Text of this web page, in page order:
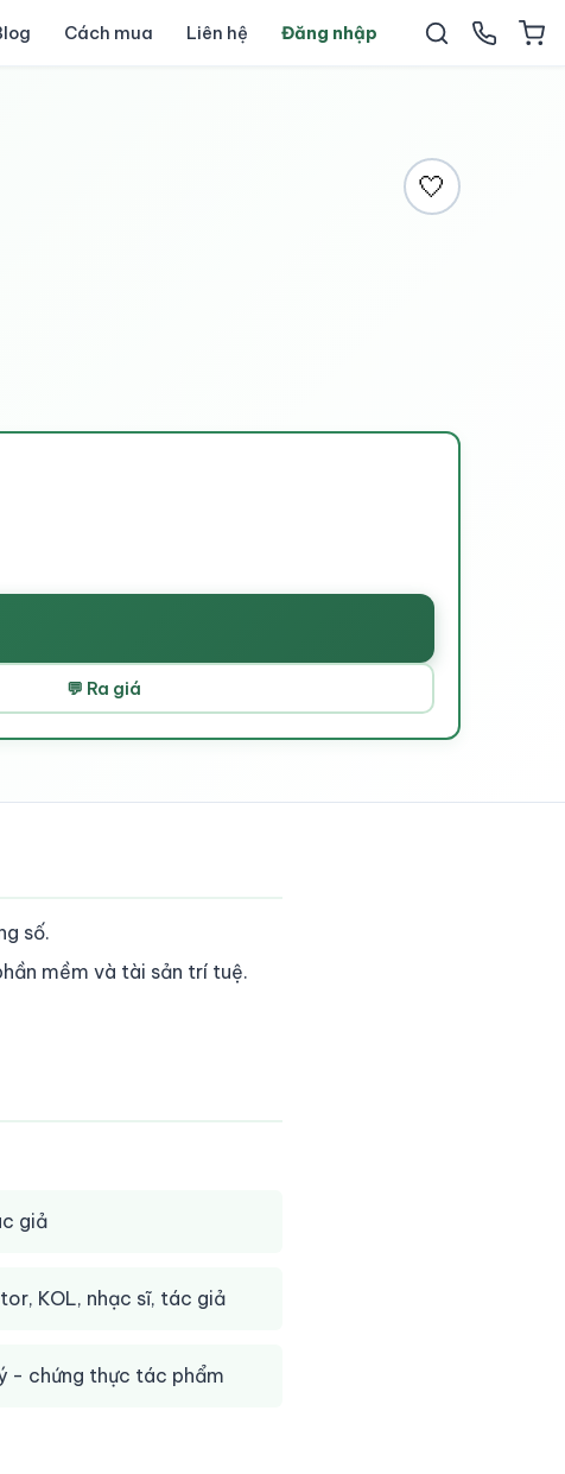
Cách mua Liên hệ Đăng nhập
🤍
💬 Ra giá
số.
mềm và tài sản trí tuệ.
giả
KOL, nhạc sĩ, tác giả
- chứng thực tác phẩm